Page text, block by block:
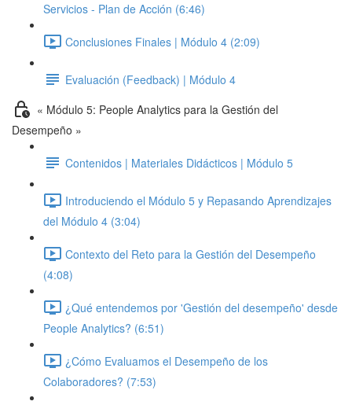
Servicios - Plan de Acción (6:46)
Conclusiones Finales | Módulo 4 (2:09)
Evaluación (Feedback) | Módulo 4
« Módulo 5: People Analytics para la Gestión del
Desempeño »
Contenidos | Materiales Didácticos | Módulo 5
Introduciendo el Módulo 5 y Repasando Aprendizajes
del Módulo 4 (3:04)
Contexto del Reto para la Gestión del Desempeño
(4:08)
¿Qué entendemos por 'Gestión del desempeño' desde
People Analytics? (6:51)
¿Cómo Evaluamos el Desempeño de los
Colaboradores? (7:53)